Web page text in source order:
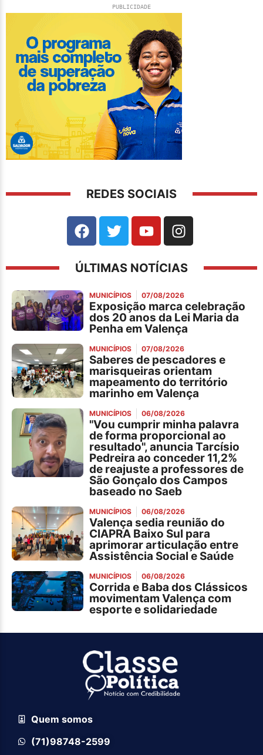
PUBLICIDADE
REDES SOCIAIS
ÚLTIMAS NOTÍCIAS
MUNICÍPIOS 07/08/2026
Exposição marca celebração
dos 20 anos da Lei Maria da
Penha em Valença
MUNICÍPIOS 07/08/2026
Saberes de pescadores e
marisqueiras orientam
mapeamento do território
marinho em Valença
MUNICÍPIOS 06/08/2026
"Vou cumprir minha palavra
de forma proporcional ao
resultado", anuncia Tarcísio
Pedreira ao conceder 11,2%
de reajuste a professores de
São Gonçalo dos Campos
baseado no Saeb
MUNICÍPIOS 06/08/2026
Valença sedia reunião do
CIAPRA Baixo Sul para
aprimorar articulação entre
Assistência Social e Saúde
MUNICÍPIOS 06/08/2026
Corrida e Baba dos Clássicos
movimentam Valença com
esporte e solidariedade
Quem somos
(71)98748-2599